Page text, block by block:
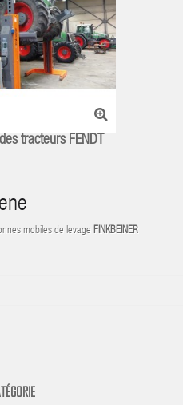
tracteurs FENDT
mobiles de levage FINKBEINER